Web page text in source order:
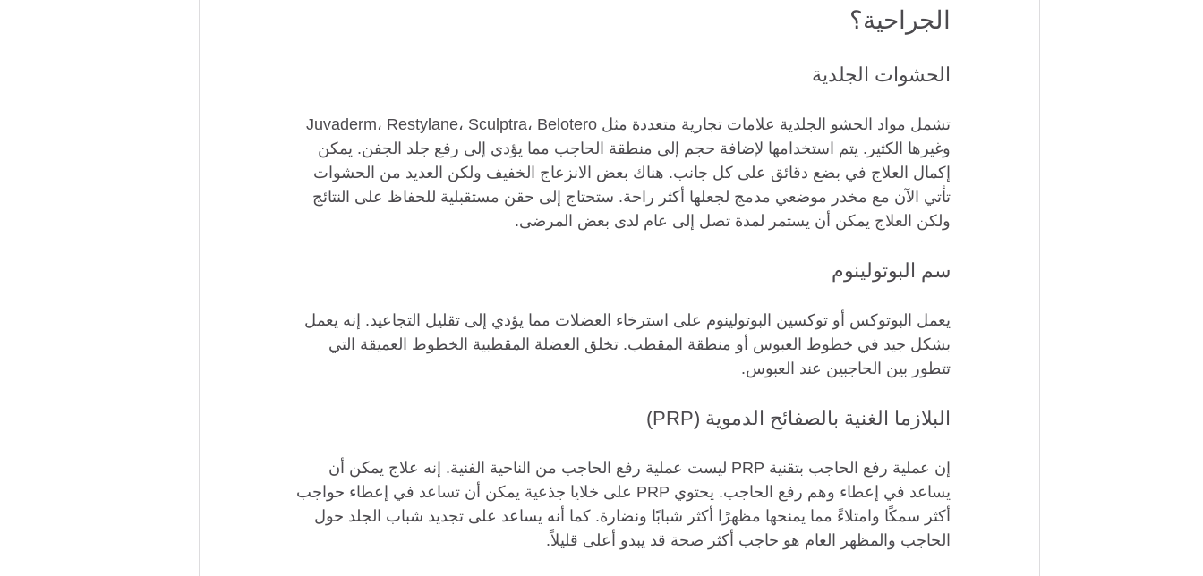
الجراحية؟
الحشوات الجلدية
وغيرها الكثير. يتم استخدامها لإضافة حجم إلى منطقة الحاجب مما يؤدي إلى رفع جلد الجفن. يمكن
إكمال العلاج في بضع دقائق على كل جانب. هناك بعض الانزعاج الخفيف ولكن العديد من الحشوات
تأتي الآن مع مخدر موضعي مدمج لجعلها أكثر راحة. ستحتاج إلى حقن مستقبلية للحفاظ على النتائج
ولكن العلاج يمكن أن يستمر لمدة تصل إلى عام لدى بعض المرضى.
سم البوتولينوم
يعمل البوتوكس أو توكسين البوتولينوم على استرخاء العضلات مما يؤدي إلى تقليل التجاعيد. إنه يعمل
بشكل جيد في خطوط العبوس أو منطقة المقطب. تخلق العضلة المقطبية الخطوط العميقة التي
تتطور بين الحاجبين عند العبوس.
البلازما الغنية بالصفائح الدموية (PRP)
إن عملية رفع الحاجب بتقنية PRP ليست عملية رفع الحاجب من الناحية الفنية. إنه علاج يمكن أن
يساعد في إعطاء وهم رفع الحاجب. يحتوي PRP على خلايا جذعية يمكن أن تساعد في إعطاء حواجب
أكثر سمكًا وامتلاءً مما يمنحها مظهرًا أكثر شبابًا ونضارة. كما أنه يساعد على تجديد شباب الجلد حول
الحاجب والمظهر العام هو حاجب أكثر صحة قد يبدو أعلى قليلاً.